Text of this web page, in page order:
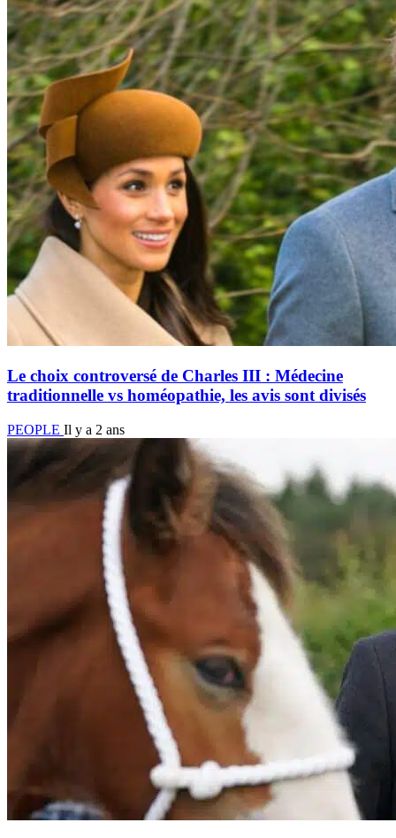
Le choix controversé de Charles III : Médecine
traditionnelle vs homéopathie, les avis sont divisés
PEOPLE Il y a 2 ans